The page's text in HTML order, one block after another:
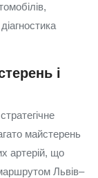
і
майстерень
артерій, що
Львів–